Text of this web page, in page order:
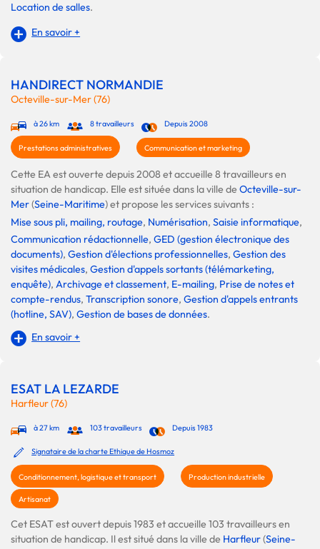
Location de salles.
En savoir +
HANDIRECT NORMANDIE
Octeville-sur-Mer (76)
à 26 km 8 travailleurs Depuis 2008
Prestations administratives Communication et marketing
Cette EA est ouverte depuis 2008 et accueille 8 travailleurs en
situation de handicap. Elle est située dans la ville deOcteville-sur-
Mer(Seine-Maritime) et propose les services suivants :
Mise sous pli, mailing, routage, Numérisation, Saisie informatique,
Communication rédactionnelle, GED (gestion électronique des
documents), Gestion d'élections professionnelles, Gestion des
visites médicales, Gestion d'appels sortants (télémarketing,
enquête), Archivage et classement, E-mailing, Prise de notes et
compte-rendus, Transcription sonore, Gestion d'appels entrants
(hotline, SAV), Gestion de bases de données.
En savoir +
ESAT LA LEZARDE
Harfleur (76)
à 27 km 103 travailleurs Depuis 1983
Signataire de la charte Ethique de Hosmoz
Conditionnement, logistique et transport Production industrielle
Artisanat
Cet ESAT est ouvert depuis 1983 et accueille 103 travailleurs en
situation de handicap. Il est situé dans la ville de Harfleur(Seine-